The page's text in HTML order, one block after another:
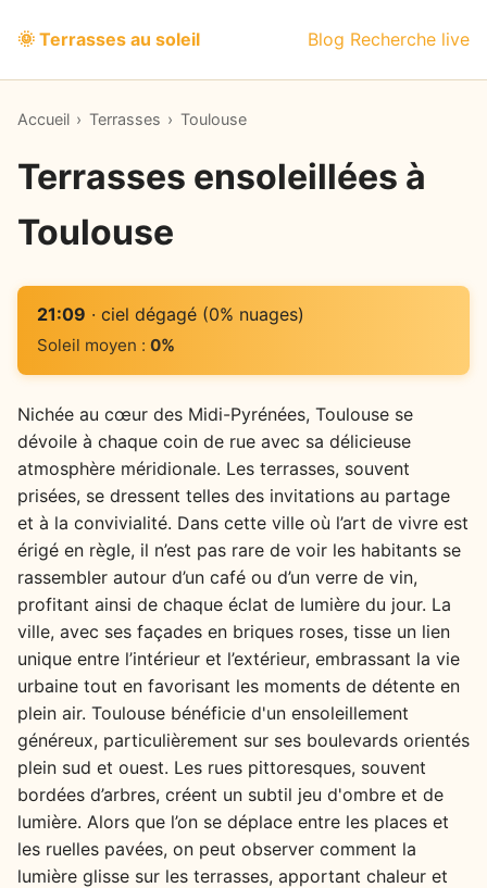
🌞 Terrasses au soleil Blog Recherche live
Accueil › Terrasses › Toulouse
Terrasses ensoleillées à
Toulouse
21:09 · ciel dégagé (0% nuages)
Soleil moyen : 0%
Nichée au cœur des Midi-Pyrénées, Toulouse se
dévoile à chaque coin de rue avec sa délicieuse
atmosphère méridionale. Les terrasses, souvent
prisées, se dressent telles des invitations au partage
et à la convivialité. Dans cette ville où l’art de vivre est
érigé en règle, il n’est pas rare de voir les habitants se
rassembler autour d’un café ou d’un verre de vin,
profitant ainsi de chaque éclat de lumière du jour. La
ville, avec ses façades en briques roses, tisse un lien
unique entre l’intérieur et l’extérieur, embrassant la vie
urbaine tout en favorisant les moments de détente en
plein air. Toulouse bénéficie d'un ensoleillement
généreux, particulièrement sur ses boulevards orientés
plein sud et ouest. Les rues pittoresques, souvent
bordées d’arbres, créent un subtil jeu d'ombre et de
lumière. Alors que l’on se déplace entre les places et
les ruelles pavées, on peut observer comment la
lumière glisse sur les terrasses, apportant chaleur et